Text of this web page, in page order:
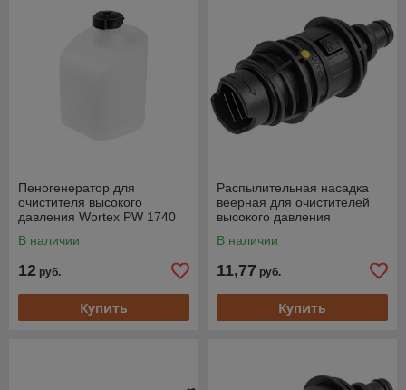
Пеногенератор для
очистителя высокого
давления Wortex PW 1740
В наличии
12 руб.
Купить
Распылительная насадка
веерная для очистителей
высокого давления
присоединения
В наличии
11,77 руб.
Купить